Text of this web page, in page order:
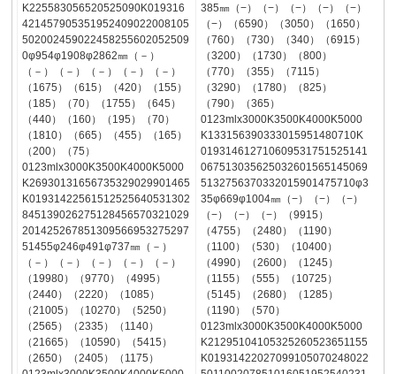
K225583056520525090K019316
421457905351952409022008105
502002459022458255602052509
0φ954φ1908φ2862㎜（－）
（－）（－）（－）（－）（－）
（1675）（615）（420）（155）
（185）（70）（1755）（645）
（440）（160）（195）（70）
（1810）（665）（455）（165）
（200）（75）
0123mlx3000K3500K4000K5000
K26930131656735329029901465
K01931422561512525640531302
845139026275128456570321029
201425267851309566953275297
51455φ246φ491φ737㎜（－）
（－）（－）（－）（－）（－）
（19980）（9770）（4995）
（2440）（2220）（1085）
（21005）（10270）（5250）
（2565）（2335）（1140）
（21665）（10590）（5415）
（2650）（2405）（1175）
385㎜（−）（−）（−）（−）（−）
（−）（6590）（3050）（1650）
（760）（730）（340）（6915）
（3200）（1730）（800）
（770）（355）（7115）
（3290）（1780）（825）
（790）（365）
0123mlx3000K3500K4000K5000
K133156390333015951480710K
019314612710609531751525141
067513035625032601565145069
5132756370332015901475710φ3
35φ669φ1004㎜（−）（−）（−）
（−）（−）（−）（9915）
（4755）（2480）（1190）
（1100）（530）（10400）
（4990）（2600）（1245）
（1155）（555）（10725）
（5145）（2680）（1285）
（1190）（570）
0123mlx3000K3500K4000K5000
K21295104105325260523651155
K01931422027099105070248022